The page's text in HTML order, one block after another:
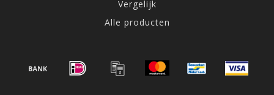
Vergelijk
Alle producten